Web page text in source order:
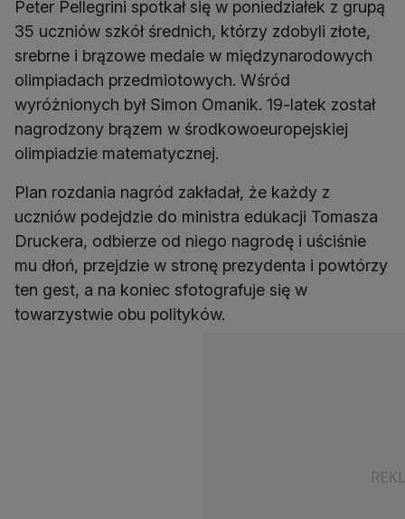
Peter Pellegrini spotkał się w poniedziałek z grupą
35 uczniów szkół średnich, którzy zdobyli złote,
srebrne i brązowe medale w międzynarodowych
olimpiadach przedmiotowych. Wśród
wyróżnionych był Simon Omanik. 19-latek został
nagrodzony brązem w środkowoeuropejskiej
olimpiadzie matematycznej.
Plan rozdania nagród zakładał, że każdy z
uczniów podejdzie do ministra edukacji Tomasza
Druckera, odbierze od niego nagrodę i uściśnie
mu dłoń, przejdzie w stronę prezydenta i powtórzy
ten gest, a na koniec sfotografuje się w
towarzystwie obu polityków.